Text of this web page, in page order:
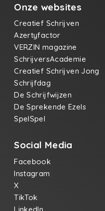
Onze websites
Creatief Schrijven
Azertyfactor
VERZIN magazine
SchrijversAcademie
Creatief Schrijven Jong
Schrijfdag
De Schrijfwijzen
De Sprekende Ezels
SpelSpel
Social Media
Facebook
Instagram
X
TikTok
LinkedIn